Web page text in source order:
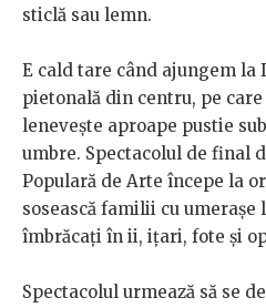
sticlă sau lemn.
E cald tare când ajungem la
pietonală din centru, pe
lenevește aproape pustie
umbre. Spectacolul de final
Populară de Arte începe la
sosească familii cu
îmbrăcați în ii, ițari, fote și
Spectacolul urmează să se